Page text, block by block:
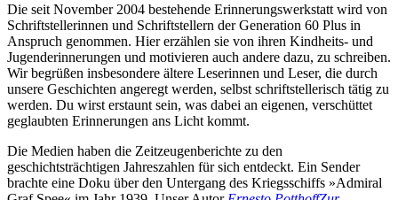
Die seit November 2004 bestehende Erinnerungswerkstatt wird von
Schriftstellerinnen und Schriftstellern der Generation 60 Plus in
Anspruch genommen. Hier erzählen sie von ihren Kindheits- und
Jugenderinnerungen und motivieren auch andere dazu, zu schreiben.
Wir begrüßen insbesondere ältere Leserinnen und Leser, die durch
unsere Geschichten angeregt werden, selbst schriftstellerisch tätig zu
werden. Du wirst erstaunt sein, was dabei an eigenen, verschüttet
geglaubten Erinnerungen ans Licht kommt.
Die Medien haben die Zeitzeugenberichte zu den
geschichtsträchtigen Jahreszahlen für sich entdeckt. Ein Sender
brachte eine Doku über den Untergang des Kriegsschiffs »Admiral